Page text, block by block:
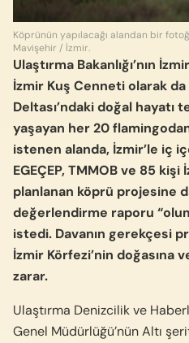
Köprünün yapılacağı alandan bir
Mavişehir / İzmir.
Ulaştırma Bakanlığı’nın
İzmir Kuş Cenneti olarak
Deltası’ndaki doğal hayatı
yaşayan her 20
istenen alanda, İzmir’le iç
EGEÇEP, TMMOB ve 85 kişi
planlanan köprü projesine
değerlendirme raporu
istedi. Davanın gerekçesi
İzmir Körfezi’nin doğasına
zarar.
Ulaştırma Denizcilik ve
Genel Müdürlüğü’nün Altı